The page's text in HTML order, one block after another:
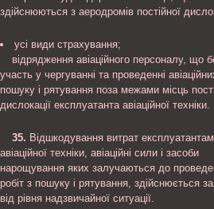
здійснюються з аеродромів постійної
усі види страхування;
відрядження авіаційного персоналу, що
участь у чергуванні та проведенні
пошуку і рятування поза межами місць
дислокації експлуатанта авіаційної техніки.
35. Відшкодування витрат експлуатантам
авіаційної техніки, авіаційні сили і засоби
нарощування яких залучаються до
робіт з пошуку і рятування, здійснюється
від рівня надзвичайної ситуації.